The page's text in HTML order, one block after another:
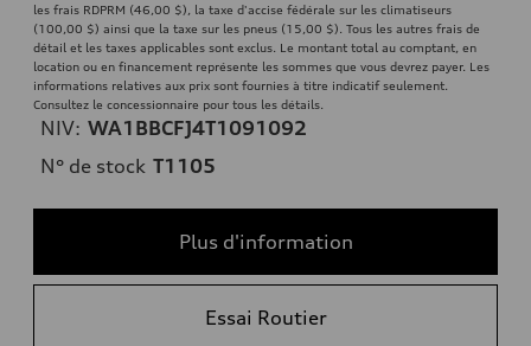
les frais RDPRM (46,00 $), la taxe d'accise fédérale sur les climatiseurs
(100,00 $) ainsi que la taxe sur les pneus (15,00 $). Tous les autres frais de
détail et les taxes applicables sont exclus. Le montant total au comptant, en
location ou en financement représente les sommes que vous devrez payer. Les
informations relatives aux prix sont fournies à titre indicatif seulement.
Consultez le concessionnaire pour tous les détails.
NIV: WA1BBCFJ4T1091092
N° de stock T1105
Plus d'information
Essai Routier